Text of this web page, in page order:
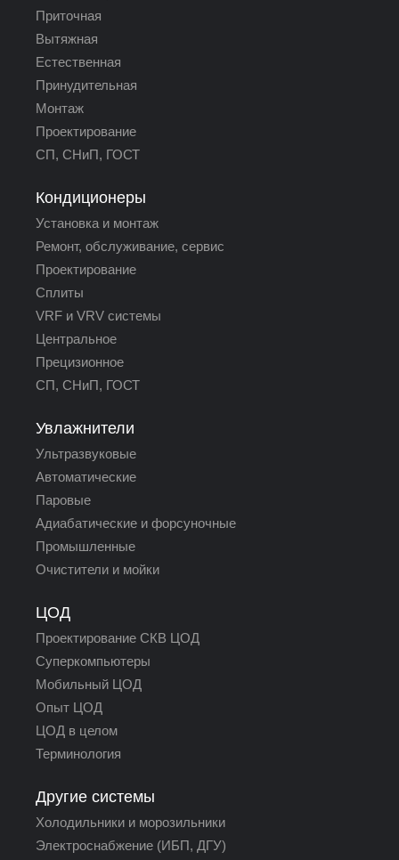
Приточная
Вытяжная
Естественная
Принудительная
Монтаж
Проектирование
СП, СНиП, ГОСТ
Кондиционеры
Установка и монтаж
Ремонт, обслуживание, сервис
Проектирование
Сплиты
VRF и VRV системы
Центральное
Прецизионное
СП, СНиП, ГОСТ
Увлажнители
Ультразвуковые
Автоматические
Паровые
Адиабатические и форсуночные
Промышленные
Очистители и мойки
ЦОД
Проектирование СКВ ЦОД
Суперкомпьютеры
Мобильный ЦОД
Опыт ЦОД
ЦОД в целом
Терминология
Другие системы
Холодильники и морозильники
Электроснабжение (ИБП, ДГУ)